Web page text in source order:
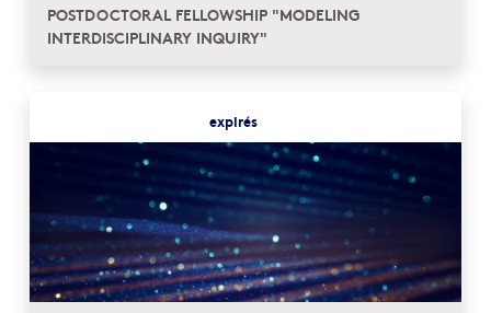
POSTDOCTORAL FELLOWSHIP "MODELING
INTERDISCIPLINARY INQUIRY"
expirés